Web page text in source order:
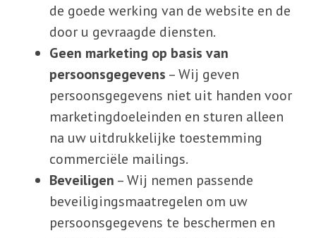
de goede werking van de website en de
door u gevraagde diensten.
Geen marketing op basis van
persoonsgegevens – Wij geven
persoonsgegevens niet uit handen voor
marketingdoeleinden en sturen alleen
na uw uitdrukkelijke toestemming
commerciële mailings.
Beveiligen – Wij nemen passende
beveiligingsmaatregelen om uw
persoonsgegevens te beschermen en